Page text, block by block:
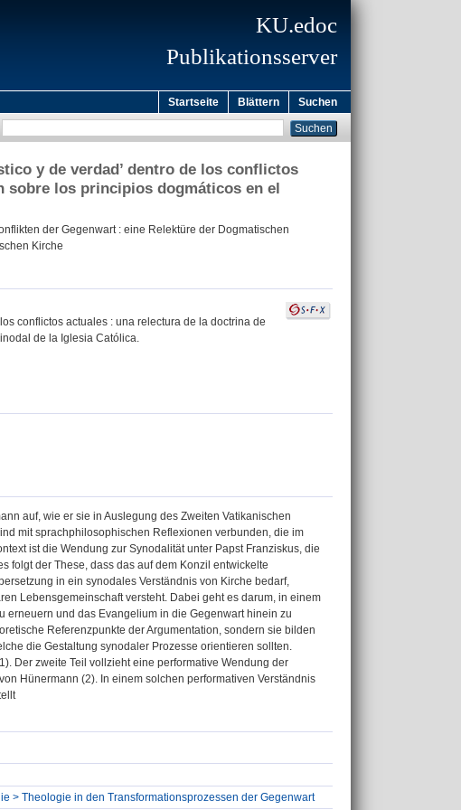
KU.edoc
Publikationsserver
Startseite Blättern Suchen
y de verdad’ dentro de los conflictos
sobre los principios dogmáticos en el
der Gegenwart : eine Relektüre der Dogmatischen
Kirche
conflictos actuales : una relectura de la doctrina de
de la Iglesia Católica.
auf, wie er sie in Auslegung des Zweiten Vatikanischen
mit sprachphilosophischen Reflexionen verbunden, die im
ist die Wendung zur Synodalität unter Papst Franziskus, die
folgt der These, dass das auf dem Konzil entwickelte
in ein synodales Verständnis von Kirche bedarf,
Lebensgemeinschaft versteht. Dabei geht es darum, in einem
erneuern und das Evangelium in die Gegenwart hinein zu
Referenzpunkte der Argumentation, sondern sie bilden
die Gestaltung synodaler Prozesse orientieren sollten.
Der zweite Teil vollzieht eine performative Wendung der
Hünermann (2). In einem solchen performativen Verständnis
> Theologie in den Transformationsprozessen der Gegenwart